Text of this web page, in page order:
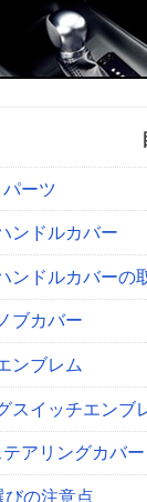
ーツ
ンドルカバー
ンドルカバーの
ブカバー
ンブレム
スイッチエンブ
アリングカバー
の注意点